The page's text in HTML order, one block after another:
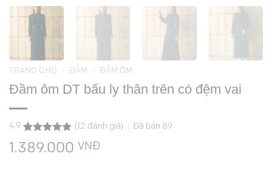
TRANG CHỦ ĐẦM ĐẦM ÔM
Đầm ôm DT bấu ly thân trên có đệm vai
4.9
4.9 trên 5
dựa trên
12
(12 đánh giá) Đã bán 89
1.389.000 VNĐ